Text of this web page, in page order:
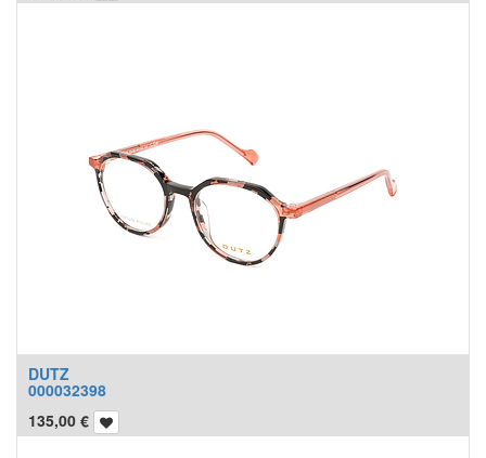
DUTZ
000032398
135,00 €